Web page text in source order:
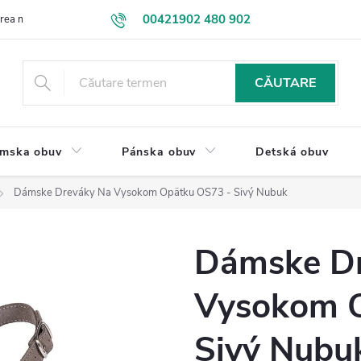
00421902 480 902
eshop@drevakybuxa.sk
mărfurilor Contactaţi-ne VEĽKOOBCHOD
CĂUTARE
obuv Pánska obuv Detská obuv
Dámske Dreváky Na Vysokom Opätku OS73 - Sivý Nubuk
Dámske
Vysokom
Sivý